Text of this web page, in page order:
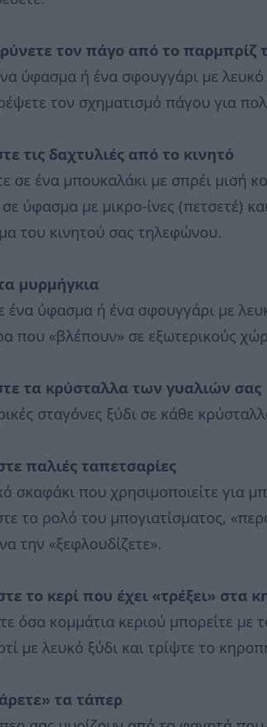
τον πάγο από το παρμπρίζ
ύφασμα ή ένα σφουγγάρι με
τον σχηματισμό πάγου για
τις δαχτυλιές από το κινητό
σε ένα μπουκαλάκι με σπρέι μισή
ύφασμα με μικρο-ίνες (πετσετέ)
του κινητού σας τηλεφώνου.
μυρμήγκια
ένα ύφασμα ή ένα σφουγγάρι με
που «βλέπουν» σε εξωτερικούς
τα κρύσταλλα των γυαλιών σας
σταγόνες ξύδι σε κάθε
παλιές ταπετσαρίες
σκαφάκι που χρησιμοποιείτε για
το ρολό του μπογιατίσματος,
την «ξεφλουδίζετε».
το κερί που έχει «τρέξει» στα
όσα κομμάτια κεριού μπορείτε με
με λευκό ξύδι και τρίψτε το
τα τάπερ